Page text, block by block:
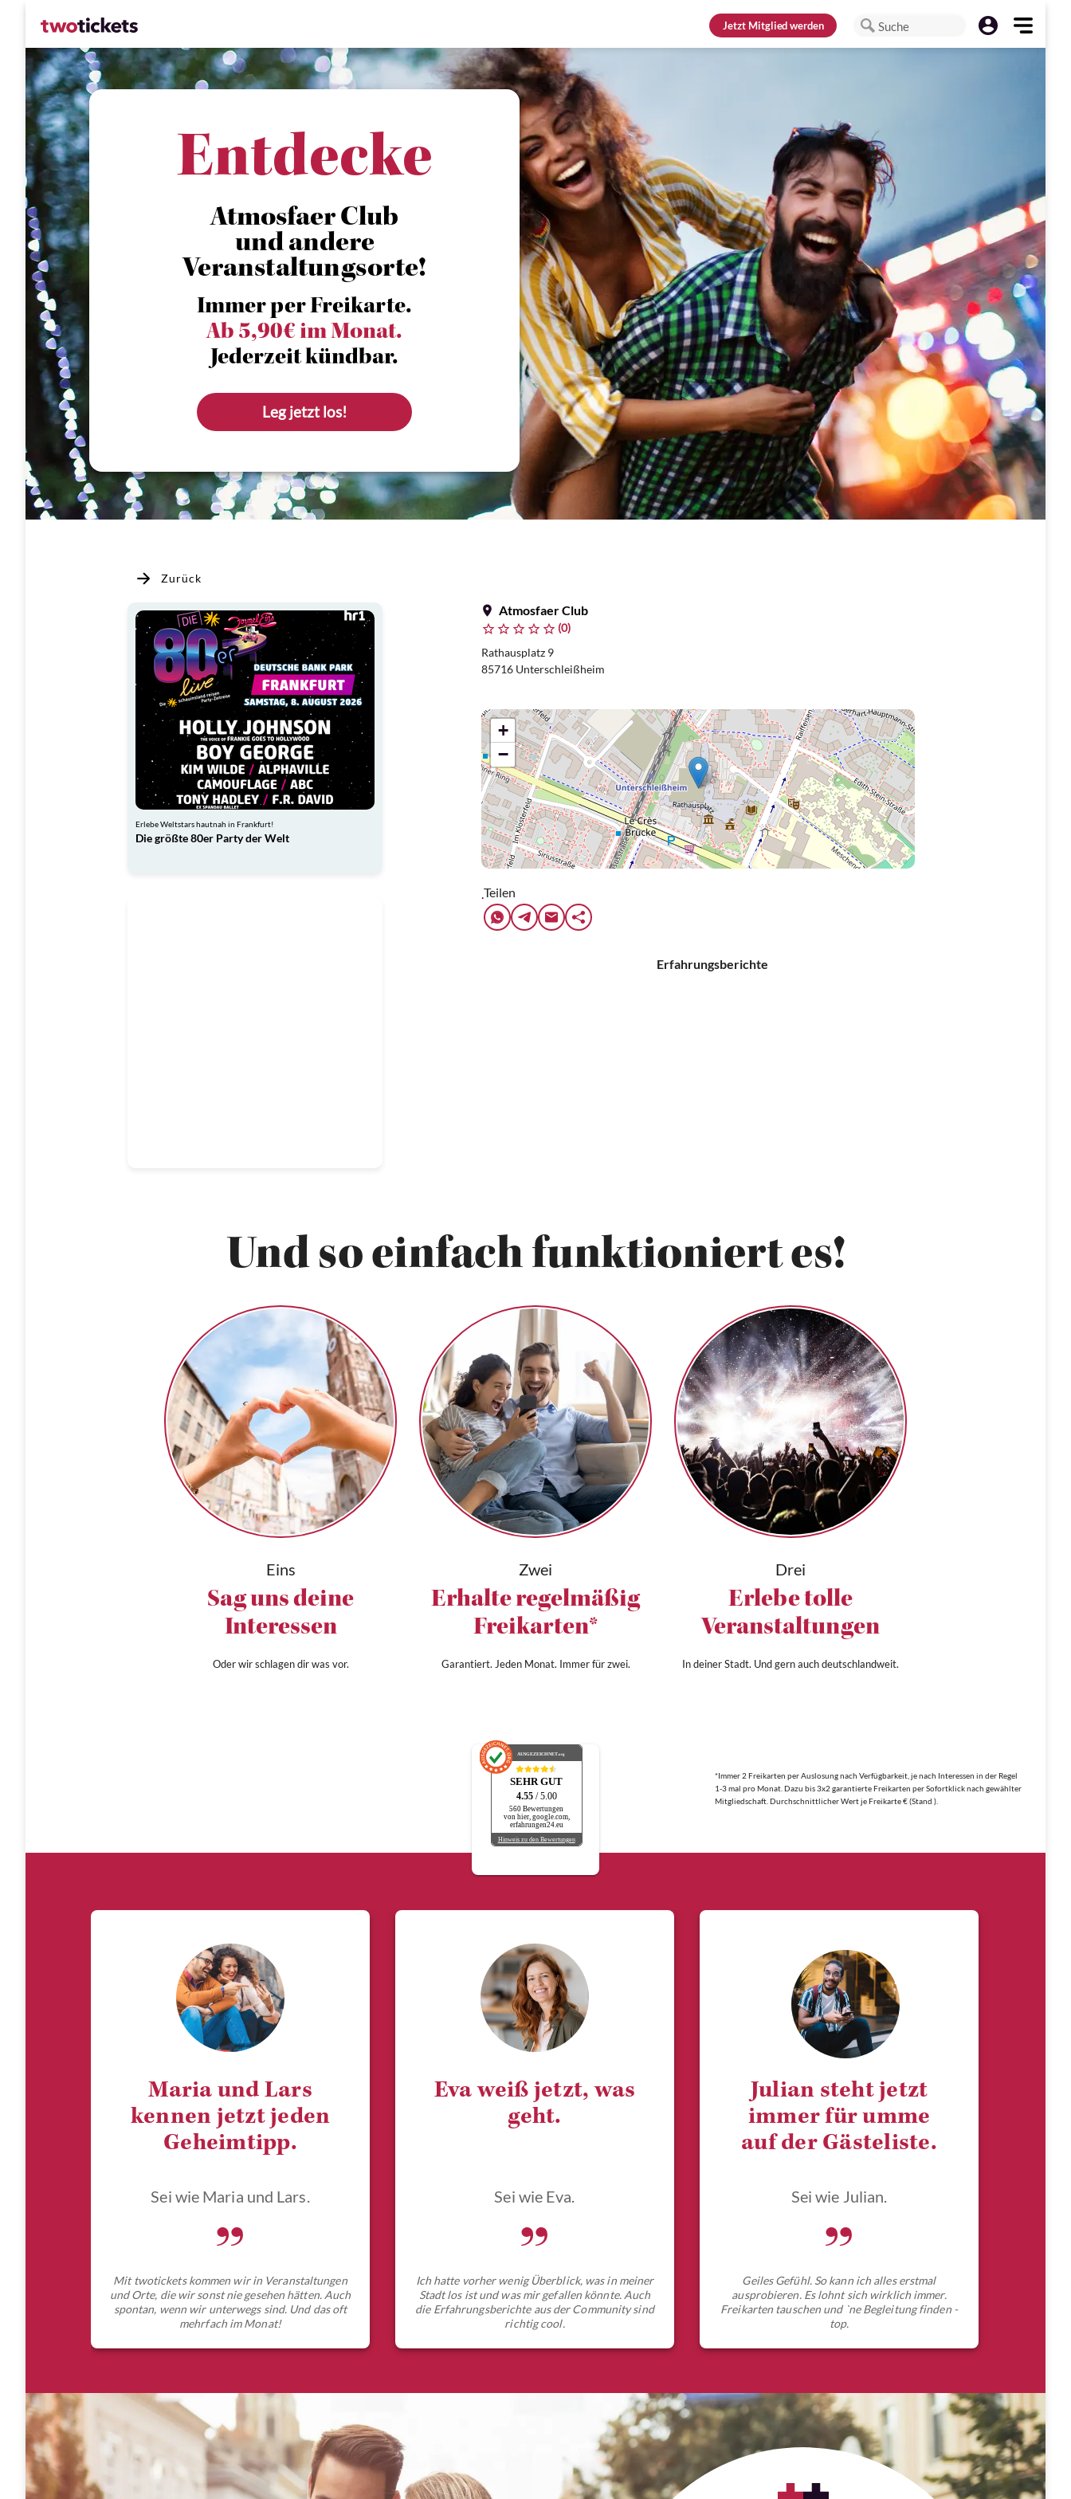
JetztMitglied werden Suche
Entdecke
Atmosfaer Club
und andere
Veranstaltungsorte!
Immer per Freikarte.
Ab 5,90€ im Monat.
Jederzeit kündbar.
Leg jetzt los!
Zurück
Erlebe Weltstars hautnah in Frankfurt!
Die größte 80er Party der Welt
Atmosfaer Club
(0)
Rathausplatz 9
85716 Unterschleißheim
+
−
.Teilen
Erfahrungsberichte
Und so einfach funktioniert es!
Eins
Sag uns deine
Interessen
Oder wir schlagen dir was vor.
Zwei
Erhalte regelmäßig
Freikarten*
Garantiert. Jeden Monat. Immer für zwei.
Drei
Erlebe tolle
Veranstaltungen
In deiner Stadt. Und gern auch deutschlandweit.
AUSGEZEICHNET.org
SEHR GUT
4.55 / 5.00
560 Bewertungen
von hier, google.com,
erfahrungen24.eu
Hinweis zu den Bewertungen
*Immer 2 Freikarten per Auslosung nach Verfügbarkeit, je nach Interessen in der Regel
1-3 mal pro Monat. Dazu bis 3x2 garantierte Freikarten per Sofortklick nach gewählter
Mitgliedschaft. Durchschnittlicher Wert je Freikarte € (Stand ).
Maria und Lars
kennen jetzt jeden
Geheimtipp.
Sei wie Maria und Lars.
„
Mit twotickets kommen wir in Veranstaltungen
und Orte, die wir sonst nie gesehen hätten. Auch
spontan, wenn wir unterwegs sind. Und das oft
mehrfach im Monat!
Eva weiß jetzt, was
geht.
Sei wie Eva.
„
Ich hatte vorher wenig Überblick, was in meiner
Stadt los ist und was mir gefallen könnte. Auch
die Erfahrungsberichte aus der Community sind
richtig cool.
Julian steht jetzt
immer für umme
auf der Gästeliste.
Sei wie Julian.
„
Geiles Gefühl. So kann ich alles erstmal
ausprobieren. Es lohnt sich wirklich immer.
Freikarten tauschen und `ne Begleitung finden -
top.